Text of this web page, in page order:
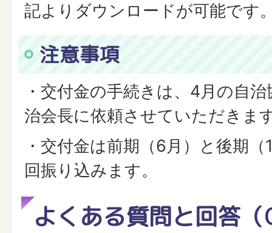
記よりダウンロードが可能です
注意事項
・交付金の手続きは、4月の自
治会長に依頼させていただきま
・交付金は前期（6月）と後期
回振り込みます。
よくある質問と回答（